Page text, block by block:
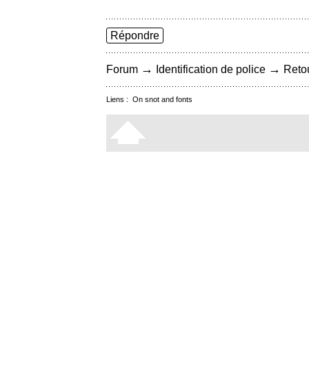
Répondre
Forum → Identification de police →
Liens : On snot and fonts